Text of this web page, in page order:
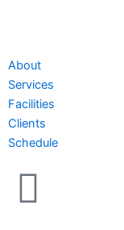
About
Services
Facilities
Clients
Schedule